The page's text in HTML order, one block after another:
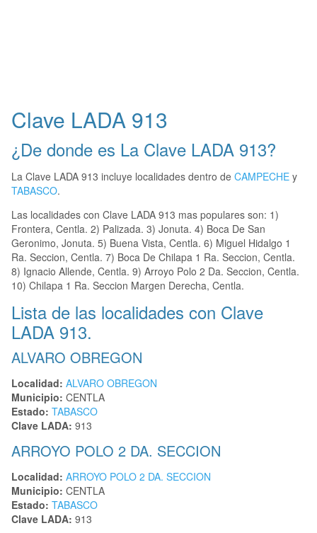
Clave LADA 913
¿De donde es La Clave LADA 913?
La Clave LADA 913 incluye localidades dentro de CAMPECHE y
TABASCO.
Las localidades con Clave LADA 913 mas populares son: 1)
Frontera, Centla. 2) Palizada. 3) Jonuta. 4) Boca De San
Geronimo, Jonuta. 5) Buena Vista, Centla. 6) Miguel Hidalgo 1
Ra. Seccion, Centla. 7) Boca De Chilapa 1 Ra. Seccion, Centla.
8) Ignacio Allende, Centla. 9) Arroyo Polo 2 Da. Seccion, Centla.
10) Chilapa 1 Ra. Seccion Margen Derecha, Centla.
Lista de las localidades con Clave
LADA 913.
ALVARO OBREGON
Localidad: ALVARO OBREGON
Municipio: CENTLA
Estado: TABASCO
Clave LADA: 913
ARROYO POLO 2 DA. SECCION
Localidad: ARROYO POLO 2 DA. SECCION
Municipio: CENTLA
Estado: TABASCO
Clave LADA: 913